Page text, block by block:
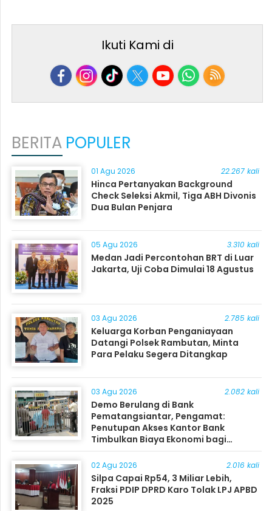
Ikuti Kami di
BERITA POPULER
01 Agu 2026 22.267 kali
Hinca Pertanyakan Background
Check Seleksi Akmil, Tiga ABH Divonis
Dua Bulan Penjara
05 Agu 2026 3.310 kali
Medan Jadi Percontohan BRT di Luar
Jakarta, Uji Coba Dimulai 18 Agustus
03 Agu 2026 2.785 kali
Keluarga Korban Penganiayaan
Datangi Polsek Rambutan, Minta
Para Pelaku Segera Ditangkap
03 Agu 2026 2.082 kali
Demo Berulang di Bank
Pematangsiantar, Pengamat:
Penutupan Akses Kantor Bank
Timbulkan Biaya Ekonomi bagi
Masyarakat
02 Agu 2026 2.016 kali
Silpa Capai Rp54, 3 Miliar Lebih,
Fraksi PDIP DPRD Karo Tolak LPJ APBD
2025